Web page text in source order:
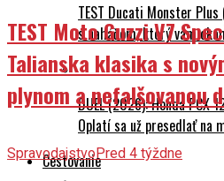
TEST Ducati Monster
s naháčom, ktorý vám
DUEL (2026): Honda PCX
Oplatí sa už presedlať na
Cestovanie
TEST Moto Guzzi V7
Talianska klasika s
plynom a nefalšovanou
SpravodajstvoPred 4 týždne